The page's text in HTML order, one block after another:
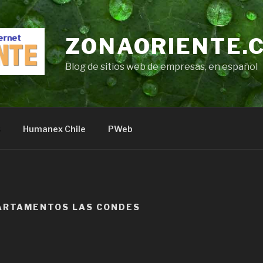
Blog de sitios web de empresas, en español
Humanex Chile PWeb
LAS CONDES